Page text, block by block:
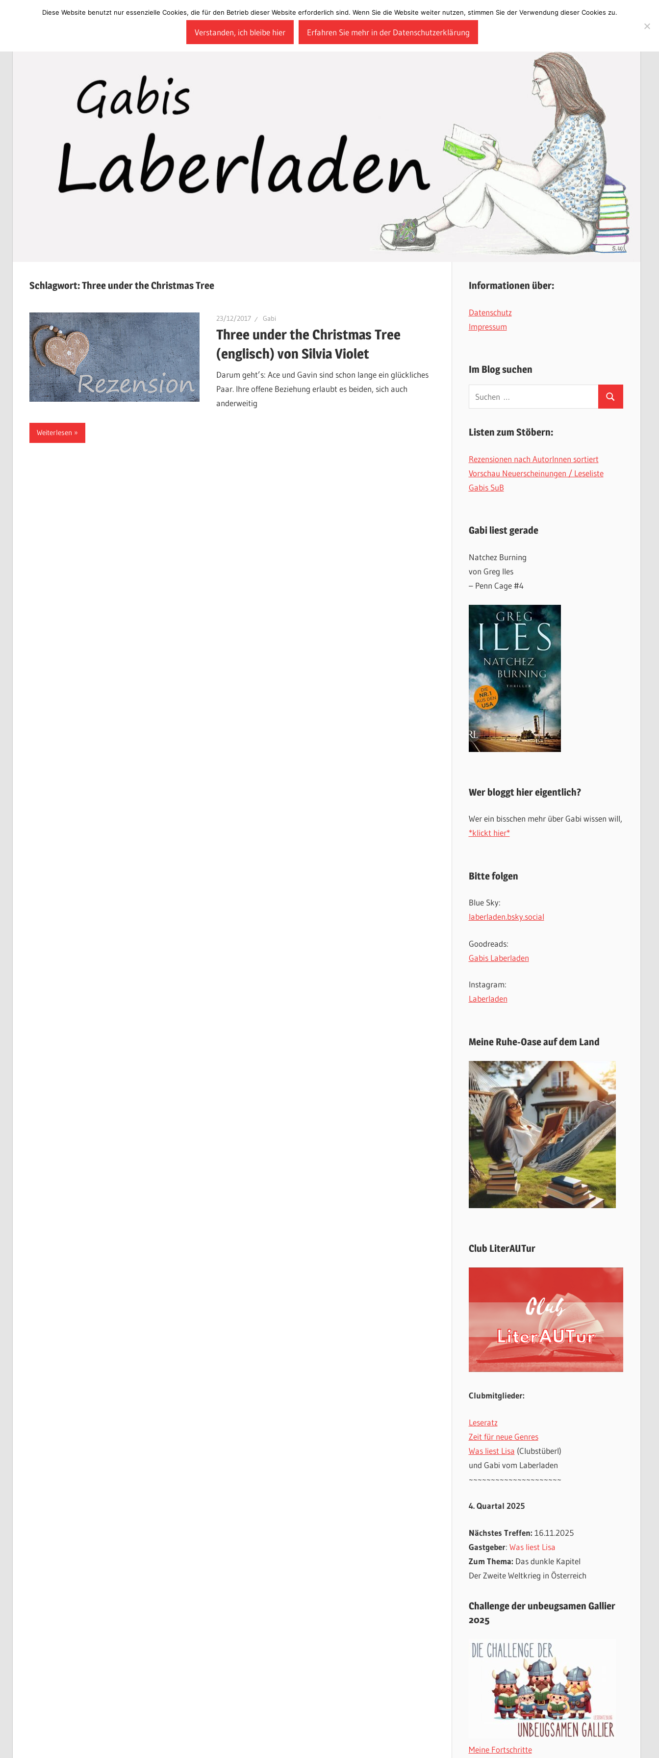
Schlagwort:Three under the Christmas Tree
23/12/2017 Gabi
Three under the Christmas Tree
(englisch) von Silvia Violet
Darum geht’s: Ace und Gavin sind schon lange ein glückliches
Paar. Ihre offene Beziehung erlaubt es beiden, sich auch
anderweitig
Weiterlesen
Informationen über:
Datenschutz
Impressum
Im Blog suchen
Suchen
nach:
Suchen
Listen zum Stöbern:
Rezensionen nach AutorInnen sortiert
Vorschau Neuerscheinungen / Leseliste
Gabis SuB
Gabi liest gerade
Natchez Burning
von Greg Iles
– Penn Cage #4
Wer bloggt hier eigentlich?
Wer ein bisschen mehr über Gabi wissen will,
*klickt hier*
Bitte folgen
Blue Sky:
laberladen.bsky.social
Goodreads:
Gabis Laberladen
Instagram:
Laberladen
Meine Ruhe-Oase auf dem Land
Club LiterAUTur
Clubmitglieder:
Leseratz
Zeit für neue Genres
Was liest Lisa (Clubstüberl)
und Gabi vom Laberladen
~~~~~~~~~~~~~~~~~~~~~
4. Quartal 2025
Nächstes Treffen: 16.11.2025
Gastgeber: Was liest Lisa
Zum Thema: Das dunkle Kapitel
Der Zweite Weltkrieg in Österreich
Challenge der unbeugsamen Gallier
2025
Meine Fortschritte
Diese Website benutzt nur essenzielle Cookies, die für den Betrieb dieser Website erforderlich sind. Wenn Sie die Website weiter nutzen, stimmen Sie der Verwendung dieser Cookies zu.
Verstanden, ich bleibe hier Erfahren Sie mehr in der Datenschutzerklärung